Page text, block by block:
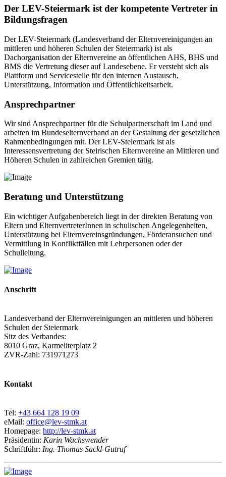
Der LEV-Steiermark ist der kompetente Vertreter in
Bildungsfragen
Der LEV-Steiermark (Landesverband der Elternvereinigungen an
mittleren und höheren Schulen der Steiermark) ist als
Dachorganisation der Elternvereine an öffentlichen AHS, BHS und
BMS die Vertretung dieser auf Landesebene. Er versteht sich als
Plattform und Servicestelle für den internen Austausch,
Unterstützung, Information und Öffentlichkeitsarbeit.
Ansprechpartner
Wir sind Ansprechpartner für die Schulpartnerschaft im Land und
arbeiten im Bundeselternverband an der Gestaltung der gesetzlichen
Rahmenbedingungen mit. Der LEV-Steiermark ist als
Interessensvertretung der Steirischen Elternvereine an Mittleren und
Höheren Schulen in zahlreichen Gremien tätig.
Beratung und Unterstützung
Ein wichtiger Aufgabenbereich liegt in der direkten Beratung von
Eltern und ElternvertreterInnen in schulischen Angelegenheiten,
Unterstützung bei Elternvereinsgründungen, Förderansuchen und
Vermittlung in Konfliktfällen mit Lehrpersonen oder der
Schulleitung.
Anschrift
Landesverband der Elternvereinigungen an mittleren und höheren
Schulen der Steiermark
Sitz des Verbandes:
8010 Graz, Karmeliterplatz 2
ZVR-Zahl: 731971273
Kontakt
Tel: +43 664 128 19 09
eMail: office@lev-stmk.at
Homepage: http://lev-stmk.at
Präsidentin: Karin Wachswender
Schriftführ: Ing. Thomas Sackl-Gutruf